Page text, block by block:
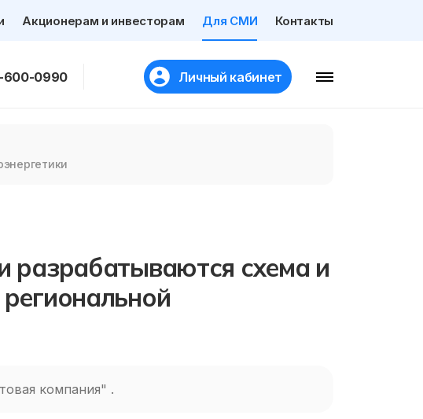
Акционерам и инвесторам Для СМИ Контакты
600-0990 Личный кабинет
разрабатываются схема и
компания" .